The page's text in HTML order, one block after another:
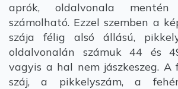
aprók, oldalvonala
számolható. Ezzel szemben a
szája félig alsó állású,
oldalvonalán számuk 44 és
vagyis a hal nem jászkeszeg. A
száj, a pikkelyszám, a